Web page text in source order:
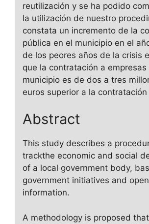
reutilización y se ha podido
la utilización de nuestro
constata un incremento de la
pública en el municipio en el
de los peores años de la crisis
que la contratación a
municipio es de dos a tres
euros superior a la contratación
Abstract
This study describes a
trackthe economic and social
of a local government body,
government initiatives and
information.
A methodology is proposed that